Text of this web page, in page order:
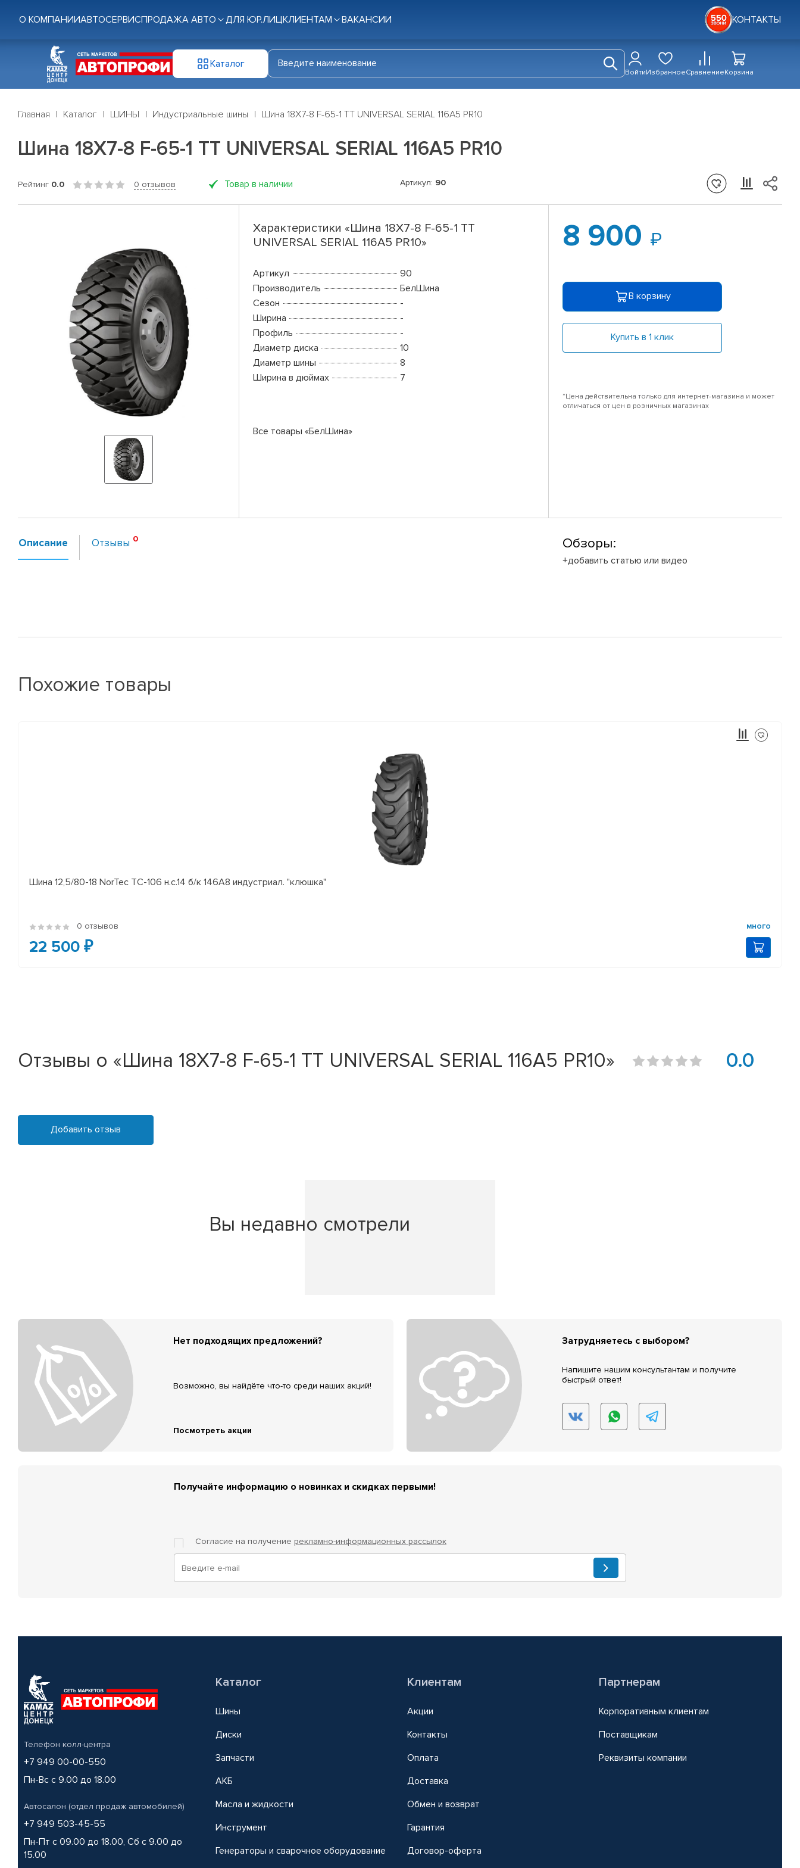
О КОМПАНИИАВТОСЕРВИСПРОДАЖА АВТО ДЛЯ ЮР.ЛИЦКЛИЕНТАМ ВАКАНСИИ КОНТАКТЫ
Каталог
ВойтиИзбранноеСравнениеКорзина
Главная Каталог ШИНЫ Индустриальные шины Шина 18X7-8 F-65-1 TT UNIVERSAL SERIAL 116A5 PR10
Шина 18X7-8 F-65-1 TT UNIVERSAL SERIAL 116A5 PR10
Рейтинг 0.0 0 отзывов Товар в наличии Артикул: 90
Характеристики «Шина 18X7-8 F-65-1 TT
UNIVERSAL SERIAL 116A5 PR10»
Артикул
90
Производитель
БелШина
Сезон
-
Ширина
-
Профиль
-
Диаметр диска
10
Диаметр шины
8
Ширина в дюймах
7
Все товары «БелШина»
8 900
В корзину
Купить в 1 клик
*Цена действительна только для интернет-магазина и может
отличаться от цен в розничных магазинах
Описание Отзывы Обзоры:
+добавить статью или видео
Похожие товары
Шина 12,5/80-18 NorTec TC-106 н.с.14 б/к 146A8 индустриал. "клюшка"
0 отзывов много
22 500 ₽
Отзывы о «Шина 18X7-8 F-65-1 TT UNIVERSAL SERIAL 116A5 PR10» 0.0
Добавить отзыв
Вы недавно смотрели
Нет подходящих предложений?
Возможно, вы найдёте что-то среди наших акций!
Посмотреть акции
Затрудняетесь с выбором?
Напишите нашим консультантам и получите
быстрый ответ!
Получайте информацию о новинках и скидках первыми!
Согласие на получение рекламно-информационных рассылок
Телефон колл-центра
+7 949 00-00-550
Пн-Вс с 9.00 до 18.00
Автосалон (отдел продаж автомобилей)
+7 949 503-45-55
Пн-Пт с 09.00 до 18.00, Сб с 9.00 до
15.00
Каталог
Шины
Диски
Запчасти
АКБ
Масла и жидкости
Инструмент
Генераторы и сварочное оборудование
Клиентам
Акции
Контакты
Оплата
Доставка
Обмен и возврат
Гарантия
Договор-оферта
Партнерам
Корпоративным клиентам
Поставщикам
Реквизиты компании